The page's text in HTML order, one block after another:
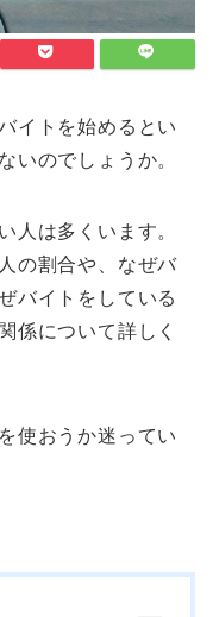
イトを始めるとい
いのでしょうか。
人は多くいます。
の割合や、なぜバ
バイトをしている
係について詳しく
使おうか迷ってい